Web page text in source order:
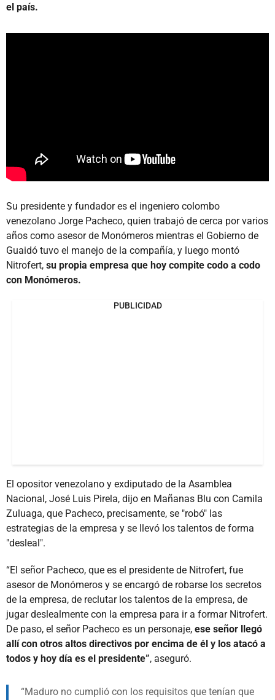
el país.
Su presidente y fundador es el ingeniero colombo
venezolano Jorge Pacheco, quien trabajó de cerca por varios
años como asesor de Monómeros mientras el Gobierno de
Guaidó tuvo el manejo de la compañía, y luego montó
Nitrofert, su propia empresa que hoy compite codo a codo
con Monómeros.
PUBLICIDAD
El opositor venezolano y exdiputado de la Asamblea
Nacional, José Luis Pirela, dijo en Mañanas Blu con Camila
Zuluaga, que Pacheco, precisamente, se "robó" las
estrategias de la empresa y se llevó los talentos de forma
"desleal".
“El señor Pacheco, que es el presidente de Nitrofert, fue
asesor de Monómeros y se encargó de robarse los secretos
de la empresa, de reclutar los talentos de la empresa, de
jugar deslealmente con la empresa para ir a formar Nitrofert.
De paso, el señor Pacheco es un personaje, ese señor llegó
allí con otros altos directivos por encima de él y los atacó a
todos y hoy día es el presidente”, aseguró.
Maduro no cumplió con los requisitos que tenían que